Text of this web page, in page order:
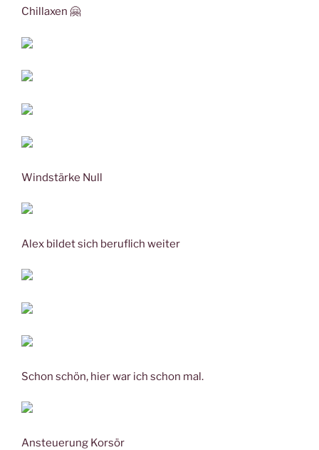
Chillaxen 🤗
Windstärke Null
Alex bildet sich beruflich weiter
Schon schön, hier war ich schon mal.
Ansteuerung Korsör